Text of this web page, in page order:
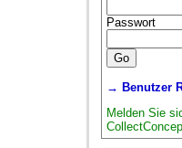
Passwort
→ Benutzer
Melden Sie